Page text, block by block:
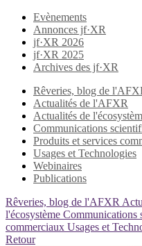
Evènements
Annonces jf·XR
jf·XR 2026
jf·XR 2025
Archives des jf·XR
Rêveries, blog de
Actualités de l'AFXR
Actualités de
Communications
Produits et services
Usages et Technologies
Webinaires
Publications
Rêveries, blog de l'AFXR
l'écosystème Communications
commerciaux Usages et
Retour